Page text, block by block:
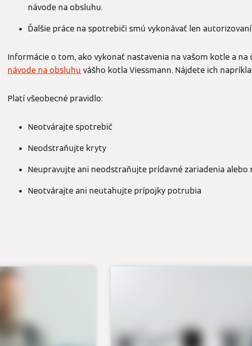
návode na obsluhu.
Ďalšie práce na spotrebiči smú vykonávať len
Informácie o tom, ako vykonať nastavenia na vašom kotle a na
návode na obsluhu vášho kotla Viessmann. Nájdete ich
Platí všeobecné pravidlo:
Neotvárajte spotrebič
Neodstraňujte kryty
Neupravujte ani neodstraňujte prídavné zariadenia
Neotvárajte ani neutahujte prípojky potrubia